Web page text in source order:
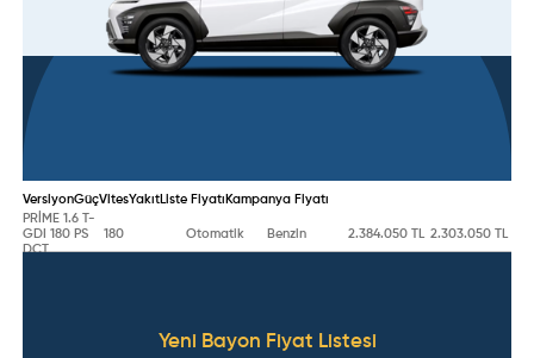
VersiyonGüçVitesYakıt Liste Fiyatı Kampanya Fiyatı
PRİME 1.6 T-
GDI 180 PS
DCT
180 Otomatik Benzin 2.384.050 TL 2.303.050 TL
Yeni Bayon Fiyat Listesi